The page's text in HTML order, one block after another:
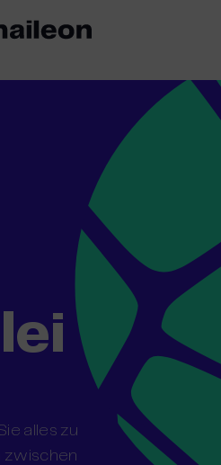
alles zu
zwischen